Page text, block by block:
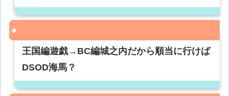
王国編遊戯→BC編城之内だから順当に行けば
DSOD海馬？